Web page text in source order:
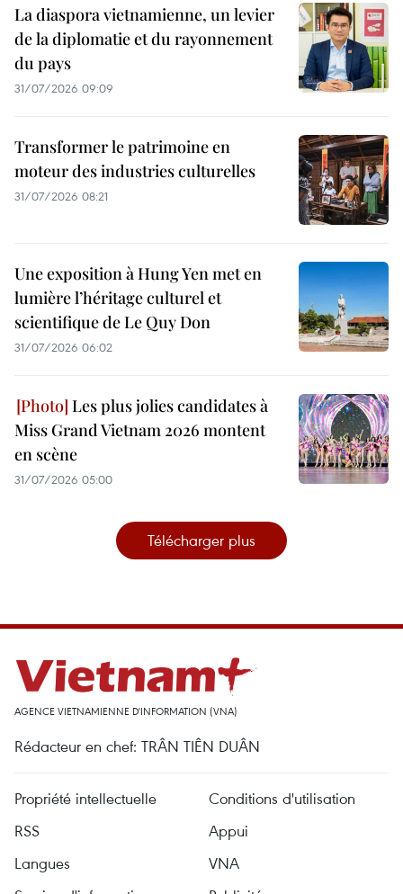
La diaspora vietnamienne, un levier
de la diplomatie et du rayonnement
du pays
31/07/2026 09:09
Transformer le patrimoine en
moteur des industries culturelles
31/07/2026 08:21
Une exposition à Hung Yen met en
lumière l’héritage culturel et
scientifique de Le Quy Don
31/07/2026 06:02
Les plus jolies candidates à
Miss Grand Vietnam 2026 montent
en scène
31/07/2026 05:00
Télécharger plus
AGENCE VIETNAMIENNE D'INFORMATION (VNA)
Rédacteur en chef: TRÂN TIÊN DUÂN
Propriété intellectuelle
Conditions d'utilisation
RSS
Appui
Langues
VNA